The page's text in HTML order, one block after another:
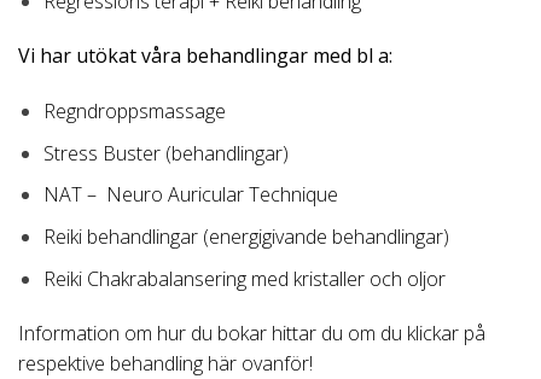
Vi har utökat våra behandlingar med bl a:
Regndroppsmassage
Stress Buster (behandlingar)
NAT – Neuro Auricular Technique
Reiki behandlingar (energigivande behandlingar)
Reiki Chakrabalansering med kristaller och oljor
Information om hur du bokar hittar du om du klickar på
respektive behandling här ovanför!